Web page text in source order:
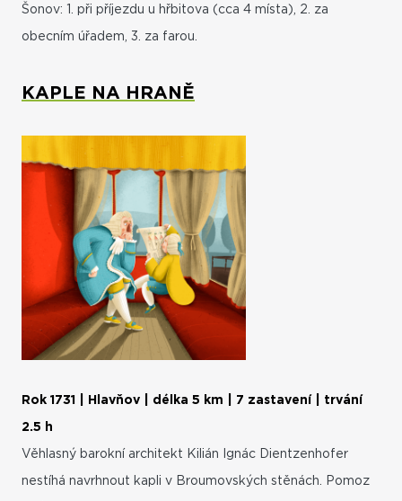
Šonov: 1. při příjezdu u hřbitova (cca 4 místa), 2. za
obecním úřadem, 3. za farou.
KAPLE NA HRANĚ
Rok 1731 | Hlavňov | délka 5 km | 7 zastavení | trvání
2.5 h
Věhlasný barokní architekt Kilián Ignác Dientzenhofer
nestíhá navrhnout kapli v Broumovských stěnách. Pomoz